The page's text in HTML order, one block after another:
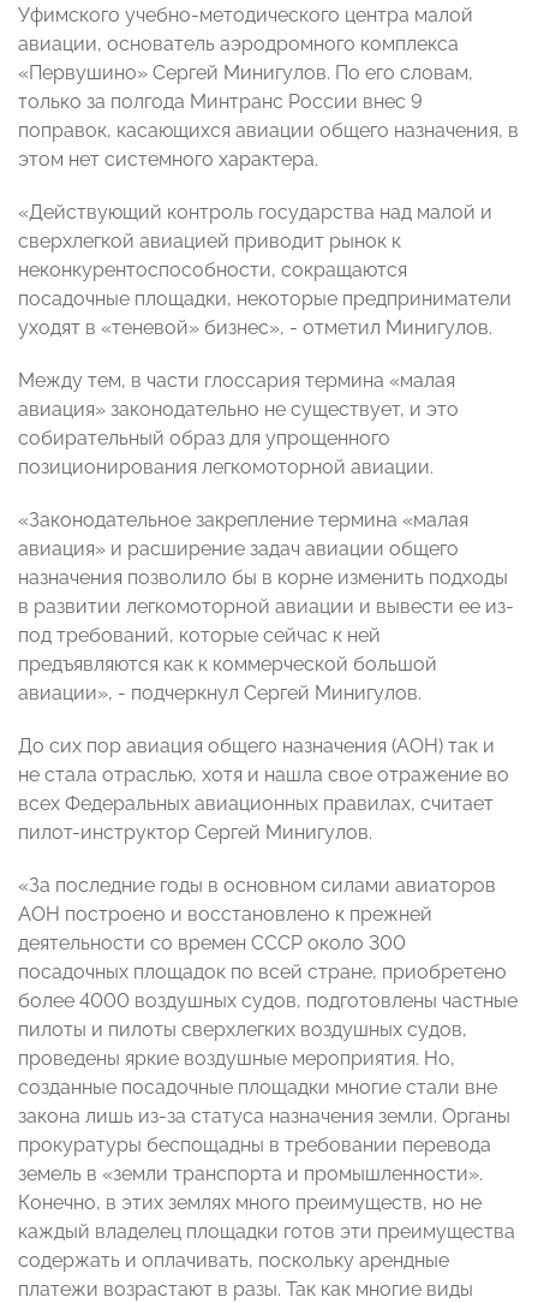
Уфимского учебно-методического центра малой
авиации, основатель аэродромного комплекса
«Первушино» Сергей Минигулов. По его словам,
только за полгода Минтранс России внес 9
поправок, касающихся авиации общего назначения, в
этом нет системного характера.
«Действующий контроль государства над малой и
сверхлегкой авиацией приводит рынок к
неконкурентоспособности, сокращаются
посадочные площадки, некоторые предприниматели
уходят в «теневой» бизнес», - отметил Минигулов.
Между тем, в части глоссария термина «малая
авиация» законодательно не существует, и это
собирательный образ для упрощенного
позиционирования легкомоторной авиации.
«Законодательное закрепление термина «малая
авиация» и расширение задач авиации общего
назначения позволило бы в корне изменить подходы
в развитии легкомоторной авиации и вывести ее из-
под требований, которые сейчас к ней
предъявляются как к коммерческой большой
авиации», - подчеркнул Сергей Минигулов.
До сих пор авиация общего назначения (АОН) так и
не стала отраслью, хотя и нашла свое отражение во
всех Федеральных авиационных правилах, считает
пилот-инструктор Сергей Минигулов.
«За последние годы в основном силами авиаторов
АОН построено и восстановлено к прежней
деятельности со времен СССР около 300
посадочных площадок по всей стране, приобретено
более 4000 воздушных судов, подготовлены частные
пилоты и пилоты сверхлегких воздушных судов,
проведены яркие воздушные мероприятия. Но,
созданные посадочные площадки многие стали вне
закона лишь из-за статуса назначения земли. Органы
прокуратуры беспощадны в требовании перевода
земель в «земли транспорта и промышленности».
Конечно, в этих землях много преимуществ, но не
каждый владелец площадки готов эти преимущества
содержать и оплачивать, поскольку арендные
платежи возрастают в разы. Так как многие виды